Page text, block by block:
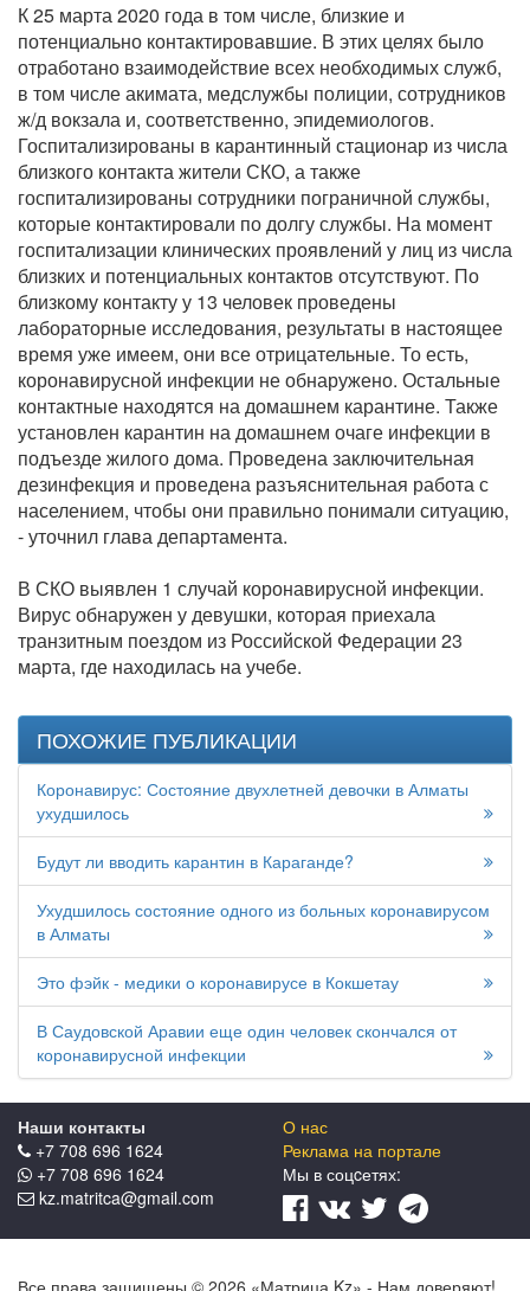
К 25 марта 2020 года в том числе, близкие и
потенциально контактировавшие. В этих целях было
отработано взаимодействие всех необходимых служб,
в том числе акимата, медслужбы полиции, сотрудников
ж/д вокзала и, соответственно, эпидемиологов.
Госпитализированы в карантинный стационар из числа
близкого контакта жители СКО, а также
госпитализированы сотрудники пограничной службы,
которые контактировали по долгу службы. На момент
госпитализации клинических проявлений у лиц из числа
близких и потенциальных контактов отсутствуют. По
близкому контакту у 13 человек проведены
лабораторные исследования, результаты в настоящее
время уже имеем, они все отрицательные. То есть,
коронавирусной инфекции не обнаружено. Остальные
контактные находятся на домашнем карантине. Также
установлен карантин на домашнем очаге инфекции в
подъезде жилого дома. Проведена заключительная
дезинфекция и проведена разъяснительная работа с
населением, чтобы они правильно понимали ситуацию,
- уточнил глава департамента.
В СКО выявлен 1 случай коронавирусной инфекции.
Вирус обнаружен у девушки, которая приехала
транзитным поездом из Российской Федерации 23
марта, где находилась на учебе.
ПОХОЖИЕ ПУБЛИКАЦИИ
Коронавирус: Состояние двухлетней девочки в Алматы
ухудшилось
Будут ли вводить карантин в Караганде?
Ухудшилось состояние одного из больных коронавирусом
в Алматы
Это фэйк - медики о коронавирусе в Кокшетау
В Саудовской Аравии еще один человек скончался от
коронавирусной инфекции
Наши контакты
+7 708 696 1624
+7 708 696 1624
kz.matritca@gmail.com
О нас
Реклама на портале
Мы в соцcетях: